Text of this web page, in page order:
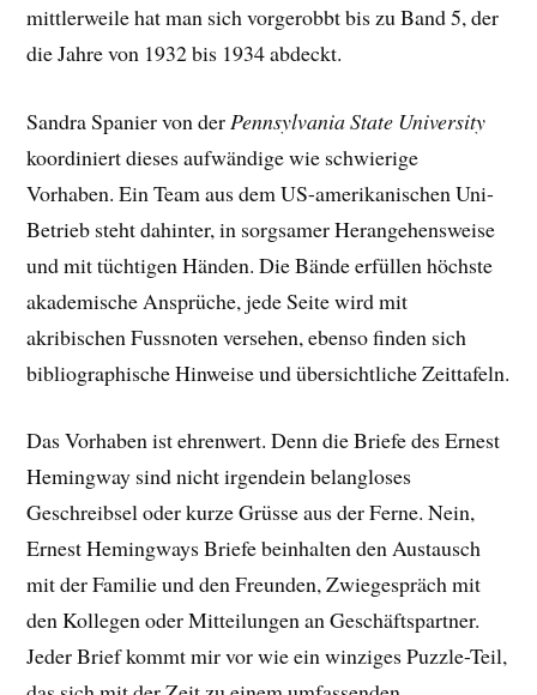
mittlerweile hat man sich vorgerobbt bis zu Band 5, der
die Jahre von 1932 bis 1934 abdeckt.
Sandra Spanier von der Pennsylvania State University
koordiniert dieses aufwändige wie schwierige
Vorhaben. Ein Team aus dem US-amerikanischen Uni-
Betrieb steht dahinter, in sorgsamer Herangehensweise
und mit tüchtigen Händen. Die Bände erfüllen höchste
akademische Ansprüche, jede Seite wird mit
akribischen Fussnoten versehen, ebenso finden sich
bibliographische Hinweise und übersichtliche Zeittafeln.
Das Vorhaben ist ehrenwert. Denn die Briefe des Ernest
Hemingway sind nicht irgendein belangloses
Geschreibsel oder kurze Grüsse aus der Ferne. Nein,
Ernest Hemingways Briefe beinhalten den Austausch
mit der Familie und den Freunden, Zwiegespräch mit
den Kollegen oder Mitteilungen an Geschäftspartner.
Jeder Brief kommt mir vor wie ein winziges Puzzle-Teil,